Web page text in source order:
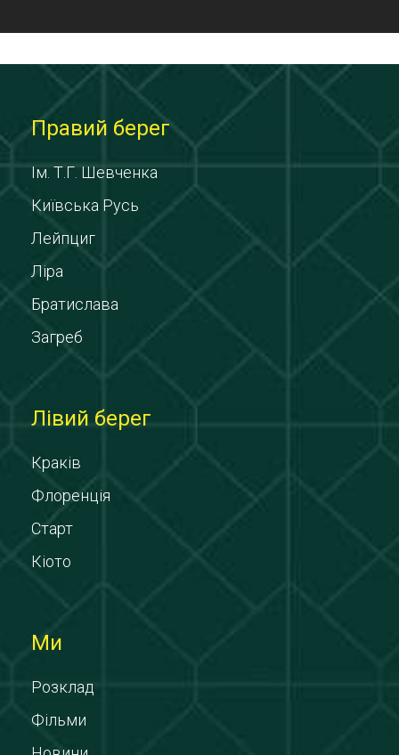
Правий берег
Ім. Т.Г. Шевченка
Київська Русь
Лейпциг
Ліра
Братислава
Загреб
Лівий берег
Краків
Флоренція
Старт
Кіото
Ми
Розклад
Фільми